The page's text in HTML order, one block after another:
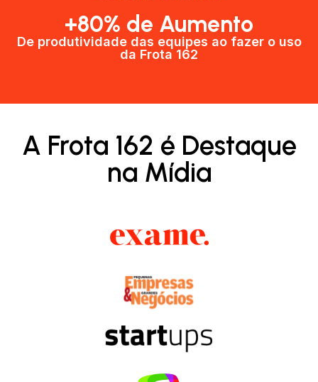
+80% de Aumento
De produtividade das equipes ao fazer o uso
da Frota 162​
A Frota 162 é Destaque
na Mídia